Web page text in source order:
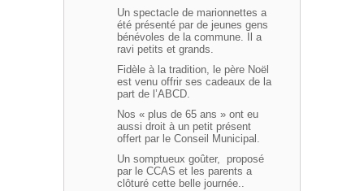
Un spectacle de marionnettes a
été présenté par de jeunes gens
bénévoles de la commune. Il a
ravi petits et grands.
Fidèle à la tradition, le père Noël
est venu offrir ses cadeaux de la
part de l’ABCD.
Nos « plus de 65 ans » ont eu
aussi droit à un petit présent
offert par le Conseil Municipal.
Un somptueux goûter, proposé
par le CCAS et les parents a
clôturé cette belle journée..